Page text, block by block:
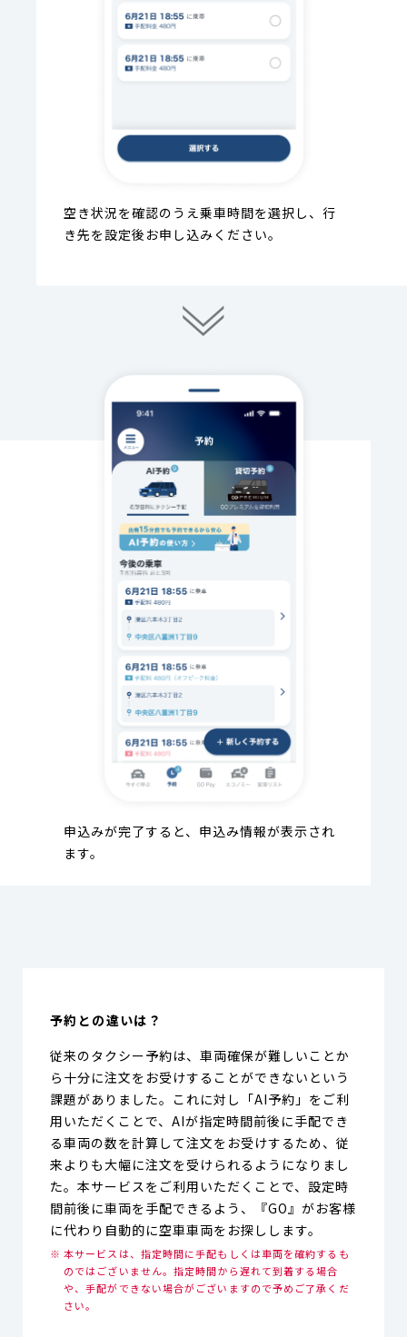
空き状況を確認のうえ乗車時間を選択し、行
き先を設定後お申し込みください。
申込みが完了すると、申込み情報が表示され
ます。
予約との違いは？
従来のタクシー予約は、車両確保が難しいことか
ら十分に注文をお受けすることができないという
課題がありました。これに対し「AI予約」をご利
用いただくことで、AIが指定時間前後に手配でき
る車両の数を計算して注文をお受けするため、従
来よりも大幅に注文を受けられるようになりまし
た。本サービスをご利用いただくことで、設定時
間前後に車両を手配できるよう、『GO』がお客様
に代わり自動的に空車車両をお探しします。
本サービスは、指定時間に手配もしくは車両を確約するも
のではございません。指定時間から遅れて到着する場合
や、手配ができない場合がございますので予めご了承くだ
さい。